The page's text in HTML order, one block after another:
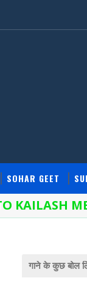
SOHAR GEET
ME